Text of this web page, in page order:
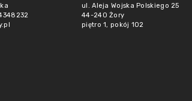
ul. Aleja Wojska Polskiego 25
44-240 Żory
piętro 1, pokój 102